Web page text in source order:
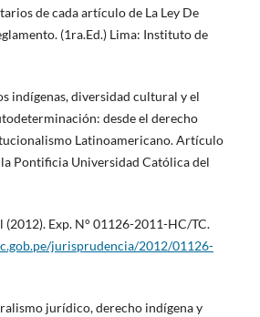
de cada artículo de La Ley De
(1ra.Ed.) Lima: Instituto de
indígenas, diversidad cultural y el
desde el derecho
Latinoamericano. Artículo
Pontificia Universidad Católica del
Exp. N° 01126-2011-HC/TC.
jurisprudencia/2012/01126-
jurídico, derecho indígena y